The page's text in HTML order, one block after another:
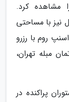
مشاهده کرد.
نیز با مساحتی
اسنپ روم با رزرو
مبله تهران،
نزدیک به 700 فروشگاه، 200 رستوران پراکنده در